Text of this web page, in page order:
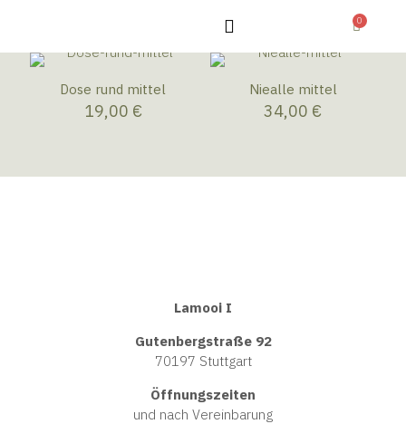
0
Dose rund mittel
19,00 €
Niealle mittel
34,00 €
Lamooi I
Gutenbergstraße 92
70197 Stuttgart
Öffnungszeiten
und nach Vereinbarung